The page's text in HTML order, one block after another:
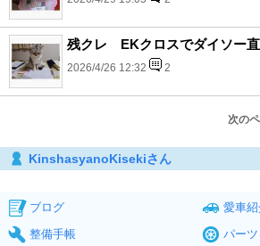
残クレ EKクロスでダイソー
2026/4/26 12:32 2
次の
KinshasyanoKisekiさん
ブログ
愛車
整備手帳
パー